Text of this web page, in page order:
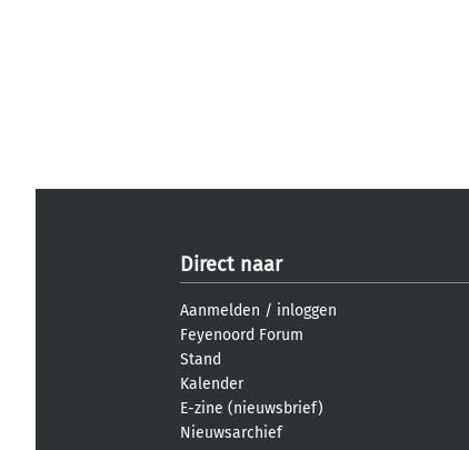
Direct naar
Aanmelden / inloggen
Feyenoord Forum
Stand
Kalender
E-zine (nieuwsbrief)
Nieuwsarchief